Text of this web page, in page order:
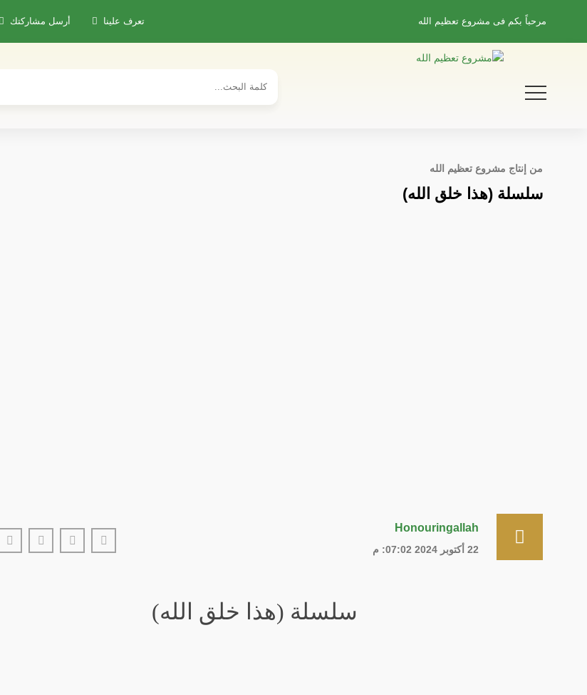
مرحباً بكم فى مشروع تعظيم الله تعرف علينا أرسل مشاركتك
من إنتاج مشروع تعظيم الله
سلسلة (هذا خلق الله)
Honouringallah
22 أكتوبر 2024 07:02: م
سلسلة (هذا خلق الله)